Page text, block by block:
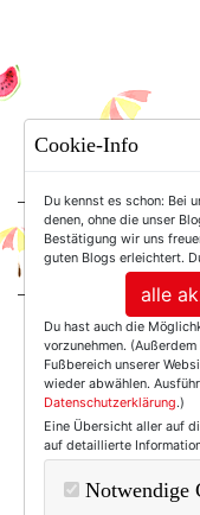
For
Cookie-Info
Du kennst es schon: Bei
denen, ohne die unser
Bestätigung wir uns
guten Blogs erleichtert.
alle
Du hast auch die
vorzunehmen.
Fußbereich unserer
wieder abwählen.
Datenschutzerklärung.)
Eine Übersicht aller auf
auf detaillierte
Notwendige